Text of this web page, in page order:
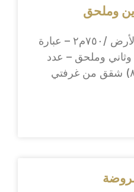
وملحق
عماره للبيع – مساحة الأرض /٧٥٠م٢ – عبارة
وملحق – عدد
الشقق: (١٢) شقة – (٨) شقق من غرفتي